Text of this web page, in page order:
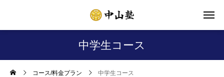
中学生コース
コース/料金プラン 中学生コース